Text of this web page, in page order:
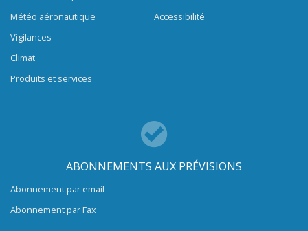
Météo aéronautique
Vigilances
Climat
Produits et services
Accessibilité
ABONNEMENTS AUX PRÉVISIONS
Abonnement par email
Abonnement par Fax